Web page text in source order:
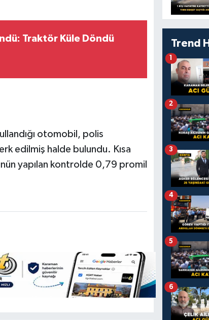
Traktör Küle Döndü
otomobil, polis
edilmiş halde bulundu. Kısa
yapılan kontrolde 0,79 promil
Trend
1
2
3
4
5
6